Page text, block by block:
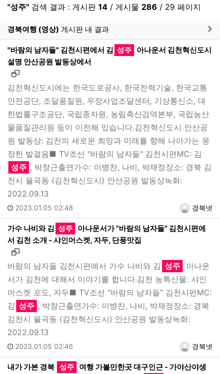
"성주" 검색 결과 : 게시판 14 / 게시물 286 / 29 페이지
경북여행 (영상) 게시판 내 결과
"바람의 남자들" 김천시편에서 김 성주 아나운서 김천혁신도시
설명 안산공원 발동상에서
새창으로 보기
김천혁신도시에는 한국도로공사, 한국전력기술, 한국교통
안전공단, 조달품질원, 우정사업조달센터, 기상통신소, 대
한법률구조공단, 국립종자원, 농림축산검역본부, 국립농산
물품질관리원 등이 이전해 있습니다.김천혁신도시 안산공
원 발동상: 김천의 새로운 희망과 미래를 향해 나아가는 웅
장한 발걸음■ TV조선 "바람의 남자들" 김천시편MC: 김
성주 , 박창근출연가수: 이병찬, 나비, 박재정장소: 경북 김
천시 율곡동 (김천혁신도시) 안산공원 발동상녹화:
2022.09.13
경북넷
2023.01.05 02:48
가수 나비와 김 성주 아나운서가 "바람의 남자들" 김천시편에
서 김천 소개 - 샤인머스켓, 자두, 단풍맛집
새창으로 보기
바람의 남자들 김천시편에서 가수 나비와 김 성주
아나운
서가 김천에 대해서 이야기를 합니다.김천 농특산물: 샤인
머스켓 포도, 자두■ TV조선 "바람의 남자들" 김천시편MC:
김 성주 , 박창근출연가수: 이병찬, 나비, 박재정장소: 경북
김천시 율곡동 (김천혁신도시) 안산공원 발동상녹화:
2022.09.13
경북넷
2023.01.05 02:46
내가 가본 경북 성주 여행 가볼만한곳 대구인근 - 가야산야생